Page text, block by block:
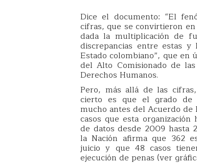
Dice el documento: “El
cifras, que se convirtieron
dada la multiplicación de
discrepancias entre estas
Estado colombiano”, que en
del Alto Comisionado de
Derechos Humanos.
Pero, más allá de las
cierto es que el grado de
mucho antes del Acuerdo de
casos que esta
de datos desde 2009 hasta
la Nación afirma que 362
juicio y que 48 casos
ejecución de penas (ver